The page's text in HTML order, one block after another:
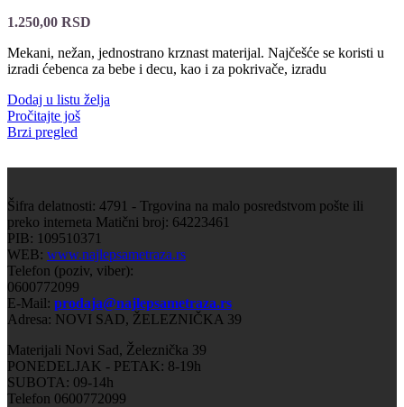
1.250,00 RSD
Mekani, nežan, jednostrano krznast materijal. Najčešće se koristi u
izradi ćebenca za bebe i decu, kao i za pokrivače, izradu
Dodaj u listu želja
Pročitajte još
Brzi pregled
Šifra delatnosti: 4791 - Trgovina na malo posredstvom pošte ili
preko interneta Matični broj: 64223461
PIB: 109510371
WEB: www.najlepsametraza.rs
Telefon (poziv, viber):
0600772099
E-Mail: prodaja@najlepsametraza.rs
Adresa: NOVI SAD, ŽELEZNIČKA 39
Materijali Novi Sad, Železnička 39
PONEDELJAK - PETAK: 8-19h
SUBOTA: 09-14h
Telefon 0600772099